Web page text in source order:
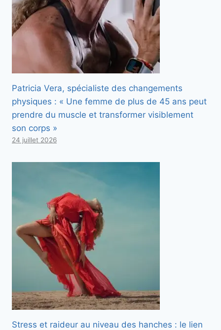
Patricia Vera, spécialiste des changements
physiques : « Une femme de plus de 45 ans peut
prendre du muscle et transformer visiblement
son corps »
24 juillet 2026
Stress et raideur au niveau des hanches : le lien